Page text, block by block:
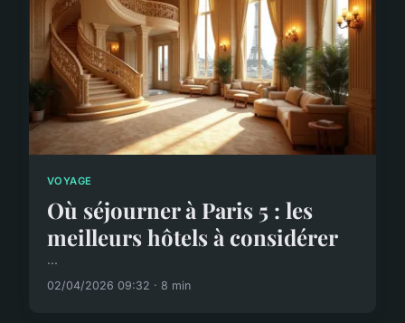
VOYAGE
Où séjourner à Paris 5 : les
meilleurs hôtels à considérer
...
02/04/2026 09:32 · 8 min